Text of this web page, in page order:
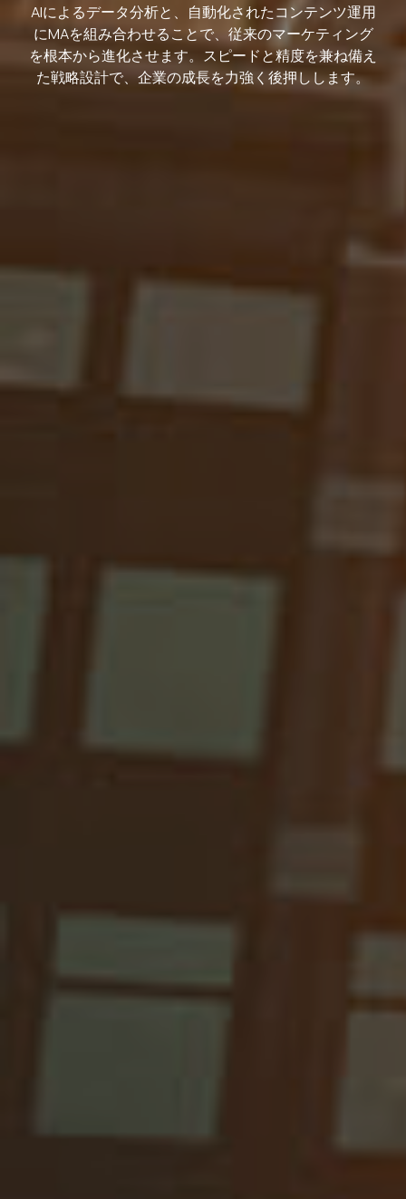
AIによるデータ分析と、自動化されたコンテンツ運用
にMAを組み合わせることで、従来のマーケティング
を根本から進化させます。スピードと精度を兼ね備え
た戦略設計で、企業の成長を力強く後押しします。